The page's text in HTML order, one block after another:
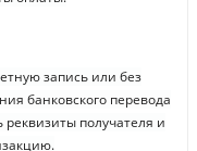
запись или без
банковского перевода
реквизиты получателя и